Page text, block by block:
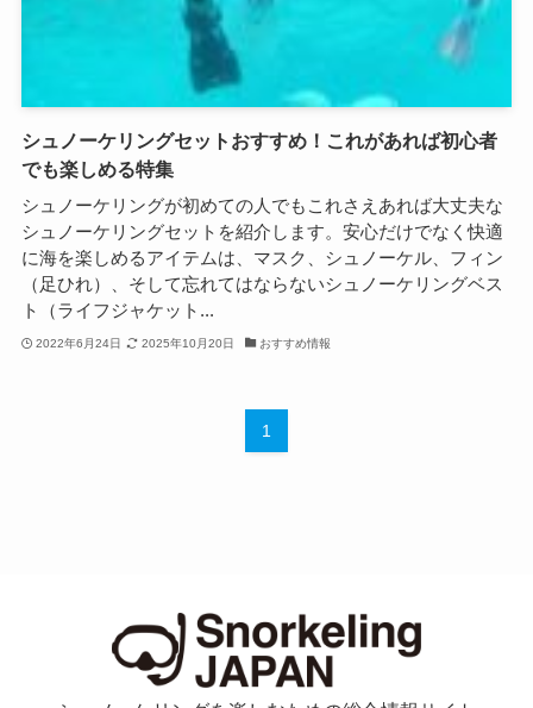
シュノーケリングセットおすすめ！これがあれば初心者
でも楽しめる特集
シュノーケリングが初めての人でもこれさえあれば大丈夫な
シュノーケリングセットを紹介します。安心だけでなく快適
に海を楽しめるアイテムは、マスク、シュノーケル、フィン
（足ひれ）、そして忘れてはならないシュノーケリングベス
ト（ライフジャケット...
2022年6月24日 2025年10月20日 おすすめ情報
1